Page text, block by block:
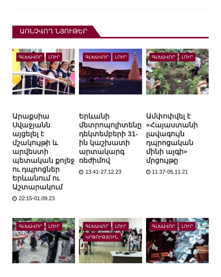
ԱՌՆՉՎՈՂ ՆՅՈՒԹԵՐ
ԳԼԽԱՎՈՐ ԼՈՒՐ
Արաքսիա
Սվաջյանն
այցելել է
մշակույթի և
արվեստի
պետական քոլեջ
ու դպրոցներ
Երևանում ու
Աշտարակում
22:15-01.09.23
ԳԼԽԱՎՈՐ ԼՈՒՐ
Երևանի
մետրոպոլիտենը
դեկտեմբերի 31-
ին կաշխատի
արտակարգ
ռեժիմով
13:41-27.12.23
ԳԼԽԱՎՈՐ ԼՈՒՐ
Ամփոփվել է
«Հայաստանի
լավագույն
դպրոցական
մինի այգի»
մրցույթը
11:37-05.11.21
ԳԼԽԱՎՈՐ ԼՈՒՐ ԳԼԽԱՎՈՐ ԼՈՒՐ
ԿՐԹՈՒԹՅՈՒՆ
ԳԼԽԱՎՈՐ ԼՈՒՐ